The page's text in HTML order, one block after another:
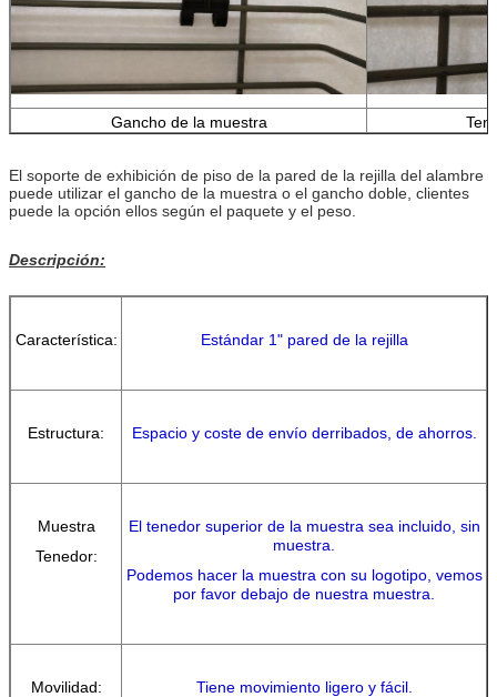
Gancho de la muestra
El soporte de exhibición de piso de la pared de la rejilla del alambre
puede utilizar el gancho de la muestra o el gancho doble, clientes
puede la opción ellos según el paquete y el peso.
Descripción:
Característica: Estándar 1" pared de la rejilla
Estructura: Espacio y coste de envío derribados, de ahorros.
Muestra
Tenedor:
El tenedor superior de la muestra sea incluido, sin
muestra.
Podemos hacer la muestra con su logotipo, vemos
por favor debajo de nuestra muestra.
Movilidad: Tiene movimiento ligero y fácil.